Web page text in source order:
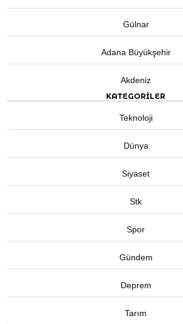
Gülnar
Adana Büyükşehir
Akdeniz
KATEGORİLER
Teknoloji
Dünya
Siyaset
Stk
Spor
Gündem
Deprem
Tarım